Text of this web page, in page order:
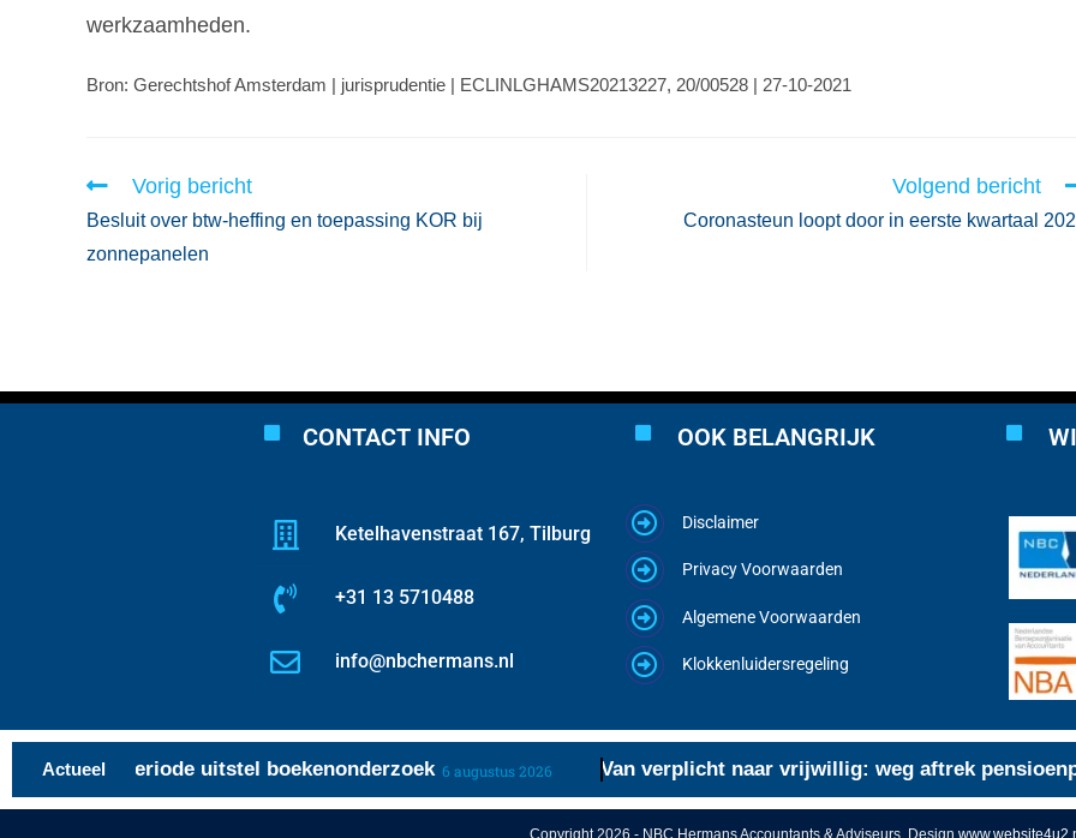
werkzaamheden.
Bron: Gerechtshof Amsterdam | jurisprudentie | ECLINLGHAMS20213227, 20/00528 | 27-10-2021
Vorig bericht
Besluit over btw-heffing en toepassing KOR bij
zonnepanelen
Volgend bericht
Coronasteun loopt door in eerste kwartaal
CONTACT INFO
Ketelhavenstraat 167, Tilburg
+31 13 5710488
info@nbchermans.nl
OOK BELANGRIJK
Disclaimer
Privacy Voorwaarden
Algemene Voorwaarden
Klokkenluidersregeling
Actueel
over periode uitstel boekenonderzoek 6 augustus 2026 Van verplicht naar vrijwillig: weg aftrek
Copyright 2026 - NBC Hermans Accountants & Adviseurs, Design